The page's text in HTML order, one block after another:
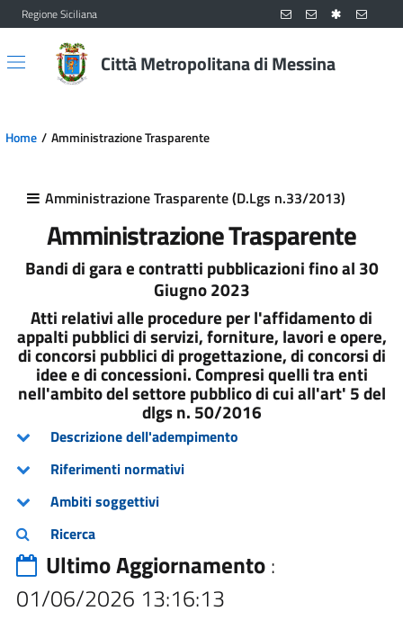
Vai al contenuto principale
Vai al menu principale
Regione Siciliana
Città Metropolitana di Messina
Home Amministrazione Trasparente
Amministrazione Trasparente (D.Lgs n.33/2013)
Amministrazione Trasparente
Bandi di gara e contratti pubblicazioni fino al 30
Giugno 2023
Atti relativi alle procedure per l'affidamento di
appalti pubblici di servizi, forniture, lavori e opere,
di concorsi pubblici di progettazione, di concorsi di
idee e di concessioni. Compresi quelli tra enti
nell'ambito del settore pubblico di cui all'art' 5 del
dlgs n. 50/2016
Descrizione dell'adempimento
Riferimenti normativi
Ambiti soggettivi
Ricerca
Ultimo Aggiornamento:
01/06/2026 13:16:13